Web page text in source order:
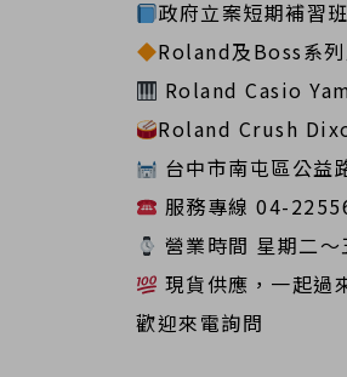
政府立案短期補習班
Roland及Boss系
Roland Casio
Roland Crush
台中市南屯區公益
服務專線 04-
營業時間 星期二
現貨供應，一起過
歡迎來電詢問